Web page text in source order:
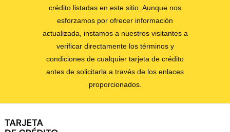
crédito listadas en este sitio. Aunque nos
esforzamos por ofrecer información
actualizada, instamos a nuestros visitantes a
verificar directamente los términos y
condiciones de cualquier tarjeta de crédito
antes de solicitarla a través de los enlaces
proporcionados.